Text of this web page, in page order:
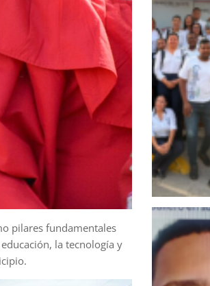
pilares fundamentales
la tecnología y